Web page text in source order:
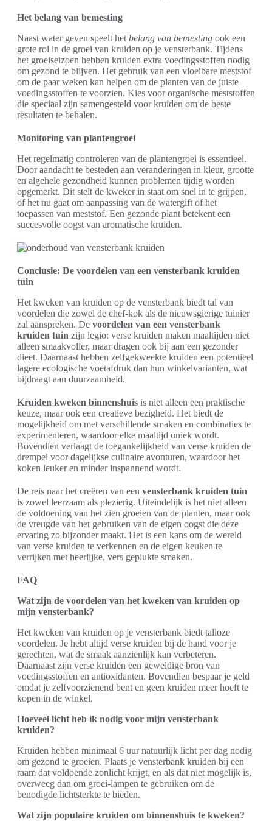
Het belang van bemesting
Naast water geven speelt het belang van bemesting ook een
grote rol in de groei van kruiden op je vensterbank. Tijdens
het groeiseizoen hebben kruiden extra voedingsstoffen nodig
om gezond te blijven. Het gebruik van een vloeibare meststof
om de paar weken kan helpen om de planten van de juiste
voedingsstoffen te voorzien. Kies voor organische meststoffen
die speciaal zijn samengesteld voor kruiden om de beste
resultaten te behalen.
Monitoring van plantengroei
Het regelmatig controleren van de plantengroei is essentieel.
Door aandacht te besteden aan veranderingen in kleur, grootte
en algehele gezondheid kunnen problemen tijdig worden
opgemerkt. Dit stelt de kweker in staat om snel in te grijpen,
of het nu gaat om aanpassing van de watergift of het
toepassen van meststof. Een gezonde plant betekent een
succesvolle oogst van aromatische kruiden.
Conclusie: De voordelen van een vensterbank kruiden
tuin
Het kweken van kruiden op de vensterbank biedt tal van
voordelen die zowel de chef-kok als de nieuwsgierige tuinier
zal aanspreken. De voordelen van een vensterbank
kruiden tuin zijn legio: verse kruiden maken maaltijden niet
alleen smaakvoller, maar dragen ook bij aan een gezonder
dieet. Daarnaast hebben zelfgekweekte kruiden een potentieel
lagere ecologische voetafdruk dan hun winkelvarianten, wat
bijdraagt aan duurzaamheid.
Kruiden kweken binnenshuis is niet alleen een praktische
keuze, maar ook een creatieve bezigheid. Het biedt de
mogelijkheid om met verschillende smaken en combinaties te
experimenteren, waardoor elke maaltijd uniek wordt.
Bovendien verlaagt de toegankelijkheid van verse kruiden de
drempel voor dagelijkse culinaire avonturen, waardoor het
koken leuker en minder inspannend wordt.
De reis naar het creëren van een vensterbank kruiden tuin
is zowel leerzaam als plezierig. Uiteindelijk is het niet alleen
de voldoening van het zien groeien van de planten, maar ook
de vreugde van het gebruiken van de eigen oogst die deze
ervaring zo bijzonder maakt. Het is een kans om de wereld
van verse kruiden te verkennen en de eigen keuken te
verrijken met heerlijke, vers geplukte smaken.
FAQ
Wat zijn de voordelen van het kweken van kruiden op
mijn vensterbank?
Het kweken van kruiden op je vensterbank biedt talloze
voordelen. Je hebt altijd verse kruiden bij de hand voor je
gerechten, wat de smaak aanzienlijk kan verbeteren.
Daarnaast zijn verse kruiden een geweldige bron van
voedingsstoffen en antioxidanten. Bovendien bespaar je geld
omdat je zelfvoorzienend bent en geen kruiden meer hoeft te
kopen in de winkel.
Hoeveel licht heb ik nodig voor mijn vensterbank
kruiden?
Kruiden hebben minimaal 6 uur natuurlijk licht per dag nodig
om gezond te groeien. Plaats je vensterbank kruiden bij een
raam dat voldoende zonlicht krijgt, en als dat niet mogelijk is,
overweeg dan om groei-lampen te gebruiken om de
benodigde lichtsterkte te bieden.
Wat zijn populaire kruiden om binnenshuis te kweken?